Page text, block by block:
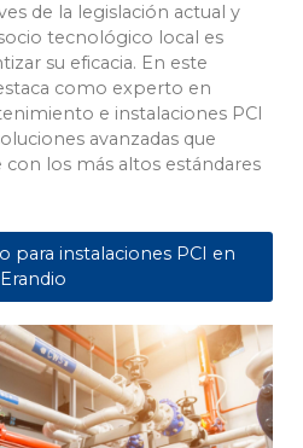
de la legislación actual y
tecnológico local es
su eficacia. En este
como experto en
e instalaciones PCI
avanzadas que
los más altos estándares
para instalaciones PCI en
Erandio